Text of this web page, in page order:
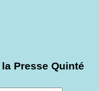
Presse Quinté